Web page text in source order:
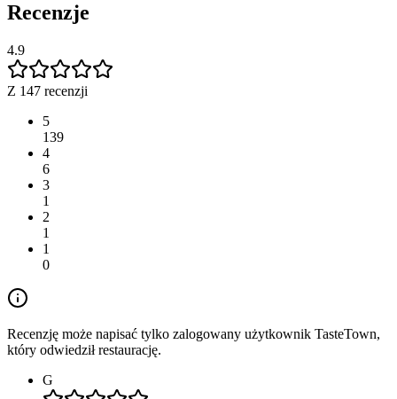
Recenzje
4.9
Z 147 recenzji
5
139
4
6
3
1
2
1
1
0
Recenzję może napisać tylko zalogowany użytkownik TasteTown,
który odwiedził restaurację.
G